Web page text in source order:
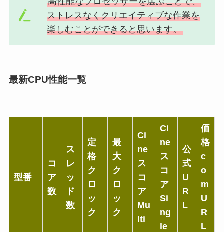
ストレスなくクリエイティブな作業を
楽しむことができると思います。
最新CPU性能一覧
型番
コ
ア
数
ス
レ
ッ
ド
数
定
格
ク
ロ
ッ
ク
最
大
ク
ロ
ッ
ク
Ci
ne
ス
コ
ア
Mu
lti
Ci
ne
ス
コ
ア
Si
ng
le
公
式
U
R
L
価
格
c
o
m
U
R
L